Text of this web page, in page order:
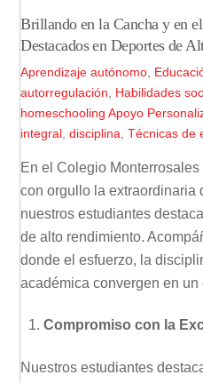
Brillando en la Cancha y en
Destacados en Deportes de
Aprendizaje autónomo
autorregulación
Habilidades
homeschooling Apoyo
integral ,disciplina ,Técnicas de
En el Colegio
con orgullo la extraordinaria
nuestros estudiantes
de alto rendimiento.
donde el esfuerzo, la
académica convergen en
Compromiso con la
Nuestros estudiantes